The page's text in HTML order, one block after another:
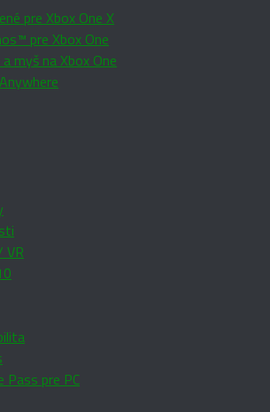
pre Xbox One X
pre Xbox One
myš na Xbox One
VR
Pass pre PC